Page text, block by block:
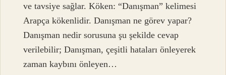
ve tavsiye sağlar. Köken: “Danışman” kelimesi
Arapça kökenlidir. Danışman ne görev yapar?
Danışman nedir sorusuna şu şekilde cevap
verilebilir; Danışman, çeşitli hataları önleyerek
zaman kaybını önleyen…